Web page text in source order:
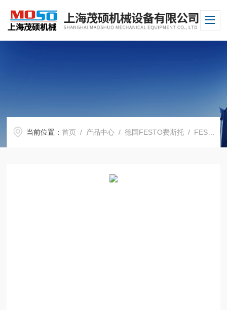
当前位置：首页 / 产品中心 /德国FESTO费斯托 / FESTO电磁阀